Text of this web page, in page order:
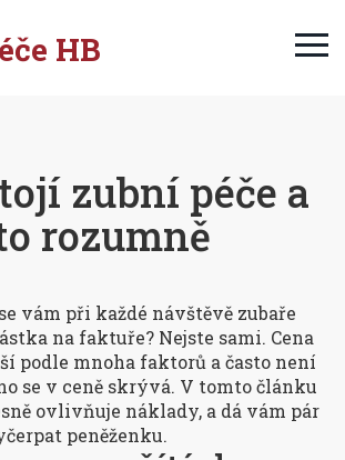
zubní péče a
rozumně
vám při každé návštěvě zubaře
na faktuře? Nejste sami. Cena
podle mnoha faktorů a často není
se v ceně skrývá. V tomto článku
ovlivňuje náklady, a dá vám pár
peněženku.